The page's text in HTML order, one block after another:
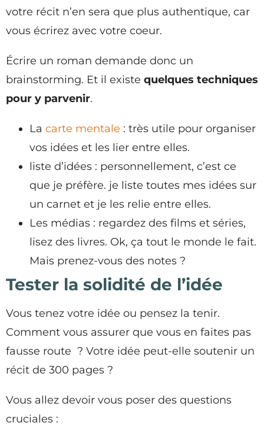
votre récit n’en sera que plus authentique, car
vous écrirez avec votre coeur.
Écrire un roman demande donc un
brainstorming. Et il existe quelques techniques
pour y parvenir.
La carte mentale : très utile pour organiser
vos idées et les lier entre elles.
liste d’idées : personnellement, c’est ce
que je préfère. je liste toutes mes idées sur
un carnet et je les relie entre elles.
Les médias : regardez des films et séries,
lisez des livres. Ok, ça tout le monde le fait.
Mais prenez-vous des notes ?
Tester la solidité de l’idée
Vous tenez votre idée ou pensez la tenir.
Comment vous assurer que vous en faites pas
fausse route ? Votre idée peut-elle soutenir un
récit de 300 pages ?
Vous allez devoir vous poser des questions
cruciales :